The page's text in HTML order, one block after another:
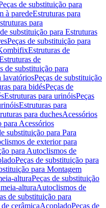
de substituição para
à paredeEstruturas para
para
substituição para Estruturas
Peças de substituição para
Estruturas de
de
de substituição para
lavatóriosPeças de substituição
para bidésPeças de
Estruturas para urinóisPeças
Estruturas para
para duchesAcessórios
para Acessórios
substituição para Para
de exterior para
para Autoclismos de
Peças de substituição para
para Montagem
alturaPeças de substituição
alturaAutoclismos de
de substituição para
cerâmicaAcopladoPeças de